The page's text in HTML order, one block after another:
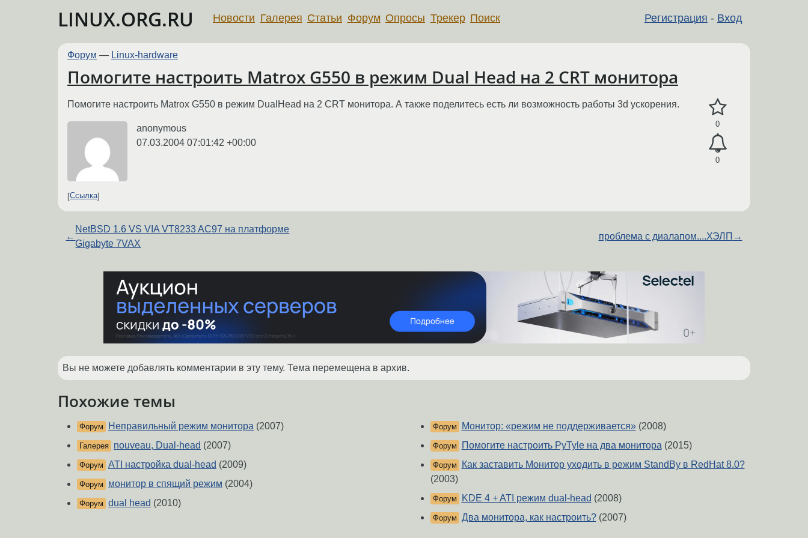
LINUX.ORG.RU Регистрация - Вход
Новости Галерея Статьи Форум Опросы Трекер Поиск
Форум — Linux-hardware
Помогите настроить Mаtrox G550 в режим Dual Head на 2 CRT монитора
0
0
Помогите настроить Mаtrox G550 в режим DualHead на 2 CRT монитора. А также поделитесь есть ли возможность работы 3d ускорения.
anonymous
07.03.2004 07:01:42 +00:00
Ссылка
←
NetBSD 1.6 VS VIA VT8233 AC97 на платформе
Gigabyte 7VAX
проблема с диалапом....ХЭЛП →
Вы не можете добавлять комментарии в эту тему. Тема перемещена в архив.
Похожие темы
Форум Неправильный режим монитора (2007)
Галерея nouveau, Dual-head (2007)
Форум ATI настройка dual-head (2009)
Форум монитор в спящий режим (2004)
Форум dual head (2010)
Форум Монитор: «режим не поддерживается»(2008)
Форум Помогите настроить PyTyle на два монитора(2015)
Форум
Как заставить Монитор уходить в режим StandBy в RedHat 8.0?
(2003)
Форум KDE 4 + ATI режим dual-head (2008)
Форум Два монитора, как настроить?(2007)